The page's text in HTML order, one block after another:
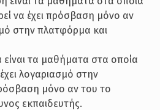
να έχει πρόσβαση μόνο αν
στην πλατφόρμα και
τα μαθήματα στα οποία
λογαριασμό στην
μόνο αν του το
εκπαιδευτής.